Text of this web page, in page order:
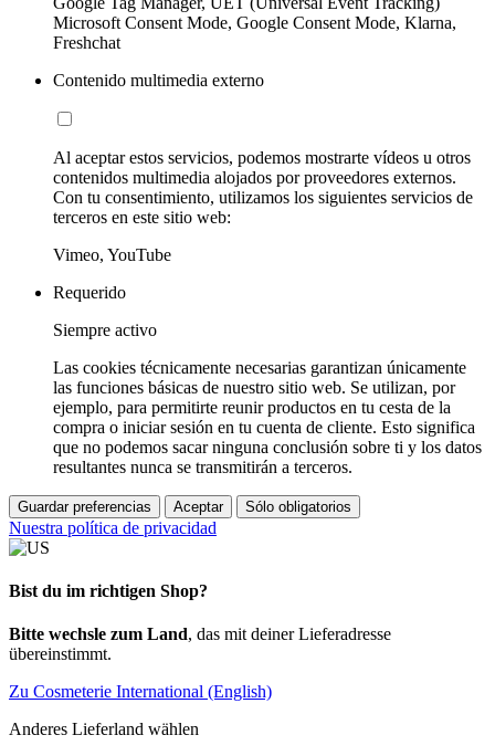
Microsoft Consent Mode, Google Consent Mode, Klarna,
Freshchat
Contenido multimedia externo
Al aceptar estos servicios, podemos mostrarte vídeos u otros
contenidos multimedia alojados por proveedores externos.
Con tu consentimiento, utilizamos los siguientes servicios de
terceros en este sitio web:
Vimeo, YouTube
Requerido
Siempre activo
Las cookies técnicamente necesarias garantizan únicamente
las funciones básicas de nuestro sitio web. Se utilizan, por
ejemplo, para permitirte reunir productos en tu cesta de la
compra o iniciar sesión en tu cuenta de cliente. Esto significa
que no podemos sacar ninguna conclusión sobre ti y los datos
resultantes nunca se transmitirán a terceros.
Guardar preferencias Aceptar Sólo obligatorios
Nuestra política de privacidad
Bist du im richtigen Shop?
Bitte wechsle zum Land, das mit deiner Lieferadresse
übereinstimmt.
Zu Cosmeterie International (English)
Anderes Lieferland wählen